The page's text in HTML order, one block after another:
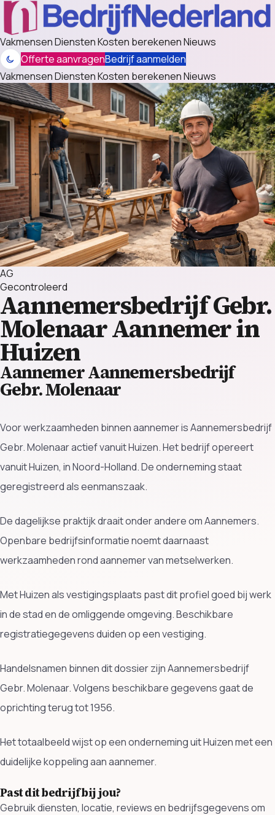
VakmensenDienstenKosten berekenenNieuws
Offerte aanvragenBedrijf aanmelden
VakmensenDienstenKosten berekenenNieuws
AG
Gecontroleerd
Aannemersbedrijf Gebr.
MolenaarAannemer in
Huizen
Aannemer Aannemersbedrijf
Gebr. Molenaar
Voor werkzaamheden binnen aannemer is Aannemersbedrijf
Gebr. Molenaar actief vanuit Huizen. Het bedrijf opereert
vanuit Huizen, in Noord-Holland. De onderneming staat
geregistreerd als eenmanszaak.
De dagelijkse praktijk draait onder andere om Aannemers.
Openbare bedrijfsinformatie noemt daarnaast
werkzaamheden rond aannemer van metselwerken.
Met Huizen als vestigingsplaats past dit profiel goed bij werk
in de stad en de omliggende omgeving. Beschikbare
registratiegegevens duiden op een vestiging.
Handelsnamen binnen dit dossier zijn Aannemersbedrijf
Gebr. Molenaar. Volgens beschikbare gegevens gaat de
oprichting terug tot 1956.
Het totaalbeeld wijst op een onderneming uit Huizen met een
duidelijke koppeling aan aannemer.
Past dit bedrijf bij jou?
Gebruik diensten, locatie, reviews en bedrijfsgegevens om